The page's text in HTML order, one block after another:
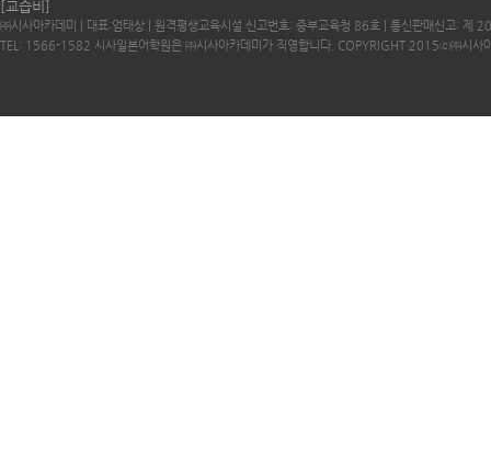
[교습비]
㈜시사아카데미 | 대표:엄태상 | 원격평생교육시설 신고번호: 중부교육청 86호 | 통신판매신고: 제
TEL: 1566-1582 시사일본어학원은 ㈜시사아카데미가 직영합니다. COPYRIGHT 2015ⓒ㈜시사